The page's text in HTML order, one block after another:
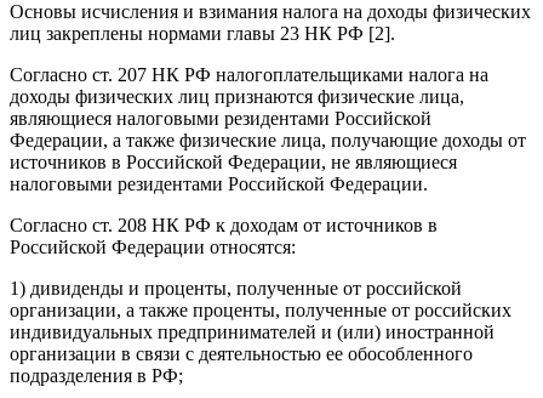
Основы исчисления и взимания налога на доходы физических
лиц закреплены нормами главы 23 НК РФ [2].
Согласно ст. 207 НК РФ налогоплательщиками налога на
доходы физических лиц признаются физические лица,
являющиеся налоговыми резидентами Российской
Федерации, а также физические лица, получающие доходы от
источников в Российской Федерации, не являющиеся
налоговыми резидентами Российской Федерации.
Согласно ст. 208 НК РФ к доходам от источников в
Российской Федерации относятся:
1) дивиденды и проценты, полученные от российской
организации, а также проценты, полученные от российских
индивидуальных предпринимателей и (или) иностранной
организации в связи с деятельностью ее обособленного
подразделения в РФ;